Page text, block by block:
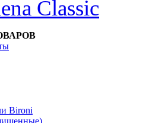
Classic
Bironi